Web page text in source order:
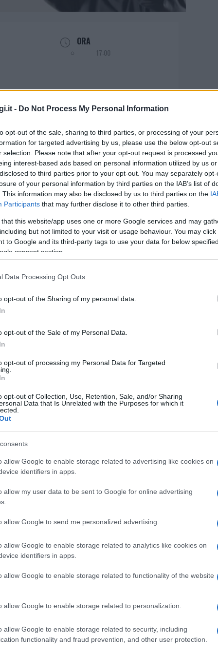
- Do Not Process My Personal Information
opt-out of the sale, sharing to third parties, or processing of your
for targeted advertising by us, please use the below opt-out
selection. Please note that after your opt-out request is processed
interest-based ads based on personal information utilized by us
to third parties prior to your opt-out. You may separately
of your personal information by third parties on the IAB’s list of
This information may also be disclosed by us to third parties on the
Participants that may further disclose it to other third parties.
that this website/app uses one or more Google services and may
but not limited to your visit or usage behaviour. You may
to Google and its third-party tags to use your data for below
consent section.
Data Processing Opt Outs
opt-out of the Sharing of my personal data.
opt-out of the Sale of my Personal Data.
opt-out of processing my Personal Data for Targeted
opt-out of Collection, Use, Retention, Sale, and/or Sharing
Data that Is Unrelated with the Purposes for which it
allow Google to enable storage related to advertising like cookies on
identifiers in apps.
allow my user data to be sent to Google for online advertising
allow Google to send me personalized advertising.
allow Google to enable storage related to analytics like cookies on
identifiers in apps.
allow Google to enable storage related to functionality of the website
allow Google to enable storage related to personalization.
allow Google to enable storage related to security, including
functionality and fraud prevention, and other user protection.
ORA
17:00
a Luras
23 maggio alle 17 presso il parco
dal Comune di Luras e ha come temi
Protagonista dell’incontro il Dott.
pedagogico che opera nel campo da
affiancare gli adulti nel difficile compito di
verso la vita. Un compito oggi reso
maggiore rispetto al passato, per via
più frenetico.
da molti nostri concittadini, è
soprattutto per coloro che rivestono
Giusy Pittalis, consigliera di maggioranza
in un’epoca dove tale ruolo subisce
dal mondo che ci circonda, a
media che deviano il vero modello
l’esperienza e la professionalità nel
sarà sicuramente l’occasione per
intervenire e interagire per il bene dei
e affermare meglio il nostro ruolo di
differenti momenti: alle 17 si parlerà
titolo“Dammi la mano e dammela
domande di desiderio e legame”;alle 19
“La comunicazione con
emotivo per comprendersi”.
nazionali?
mesecliccandoqui